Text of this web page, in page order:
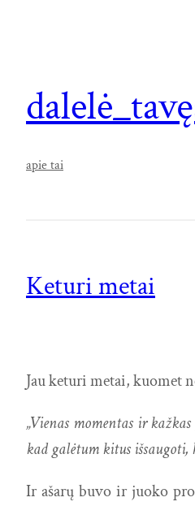
apie tai
Keturi metai
Jau keturi metai, kuomet
„Vienas momentas ir
kad galėtum kitus
Ir ašarų buvo ir juoko pro